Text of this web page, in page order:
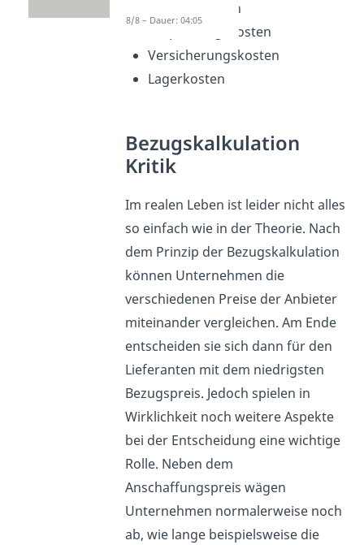
Versandkosten
Verpackungskosten
Versicherungskosten
Lagerkosten
Bezugskalkulation
Kritik
Im realen Leben ist leider nicht alles
so einfach wie in der Theorie. Nach
dem Prinzip der Bezugskalkulation
können Unternehmen die
verschiedenen Preise der Anbieter
miteinander vergleichen. Am Ende
entscheiden sie sich dann für den
Lieferanten mit dem niedrigsten
Bezugspreis. Jedoch spielen in
Wirklichkeit noch weitere Aspekte
bei der Entscheidung eine wichtige
Rolle. Neben dem
Anschaffungspreis wägen
Unternehmen normalerweise noch
ab, wie lange beispielsweise die
8/8 – Dauer: 04:05